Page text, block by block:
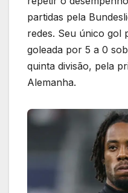
partidas pela
redes. Seu único gol
goleada por 5 a 0
quinta divisão, pela
Alemanha.